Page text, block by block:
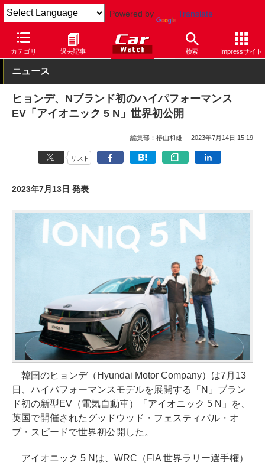
Powered by Translate
カテゴリ 過去記事 検索 Impressサイト
Car Watch 自動車 ヒョンデ IONIQ 5
ニュース
ヒョンデ、Nブランド初のハイパフォーマンス
EV「アイオニック 5 N」世界初公開
編集部：椿山和雄 2023年7月14日 15:19
リスト
2023年7月13日 発表
韓国のヒョンデ（Hyundai Motor Company）は7月13
日、ハイパフォーマンスモデルを展開する「N」ブラン
ド初の新型EV（電気自動車）「アイオニック 5 N」を、
英国で開催されたグッドウッド・フェスティバル・オ
ブ・スピードで世界初公開した。
アイオニック 5 Nは、WRC（FIA 世界ラリー選手権）